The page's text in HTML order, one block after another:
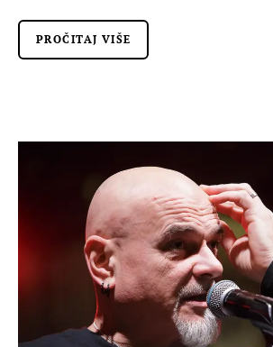
PROČITAJ VIŠE